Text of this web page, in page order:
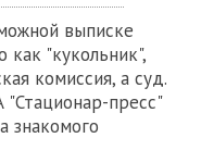
выписке
как "кукольник",
комиссия, а суд.
пресс"
знакомого